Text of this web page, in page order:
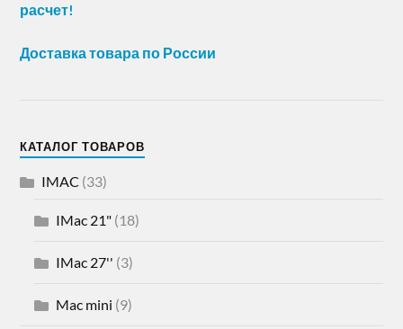
расчет!
Доставка товара по России
КАТАЛОГ ТОВАРОВ
IMAC (33)
IMac 21" (18)
IMac 27'' (3)
Mac mini (9)